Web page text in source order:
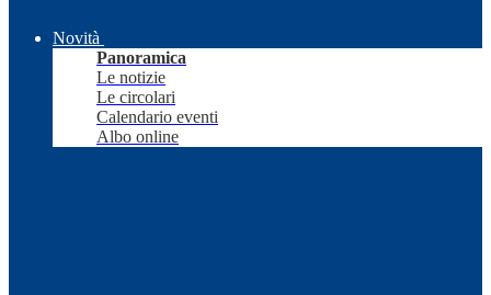
Novità
Panoramica
Le notizie
Le circolari
Calendario eventi
Albo online